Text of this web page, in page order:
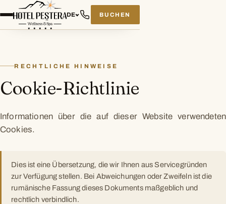
DE BUCHEN
RECHTLICHE HINWEISE
Cookie-Richtlinie
Informationen über die auf dieser Website verwendeten
Cookies.
Dies ist eine Übersetzung, die wir Ihnen aus Servicegründen
zur Verfügung stellen. Bei Abweichungen oder Zweifeln ist die
rumänische Fassung dieses Dokuments maßgeblich und
rechtlich verbindlich.